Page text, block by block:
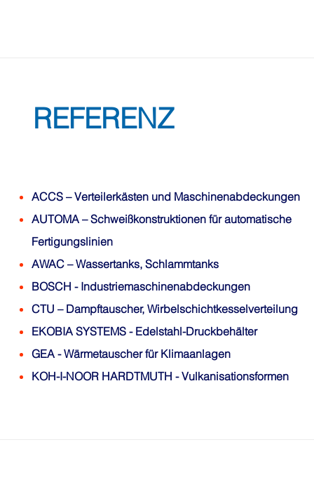
REFERENZ
ACCS – Verteilerkästen und Maschinenabdeckungen
AUTOMA – Schweißkonstruktionen für automatische
Fertigungslinien
AWAC – Wassertanks, Schlammtanks
BOSCH - Industriemaschinenabdeckungen
CTU – Dampftauscher, Wirbelschichtkesselverteilung
EKOBIA SYSTEMS - Edelstahl-Druckbehälter
GEA - Wärmetauscher für Klimaanlagen
KOH-I-NOOR HARDTMUTH - Vulkanisationsformen